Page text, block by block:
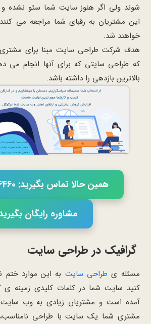
شوند ولی اگر هنوز سایت شما سئو نشده و
این مشتریان به رقبای شما مراجعه می
خواهند شد.
هدف شرکت طراحی سایت مبنا برای
که طراحی سایتی که برای آنها انجام می
بالاترین بازدهی را داشته باشد.
همین حالا تماس بگیرید: 02166056460
مشاوره رایگان
گرافیک در طراحی سایت
مسئله ی طراحی سایت به این موارد
کنید سایت شما در کلمات کلیدی زمینه ی
آمده است و مشتریان زیادی به وب سایت
مشتری شما یک سایت با طراحی